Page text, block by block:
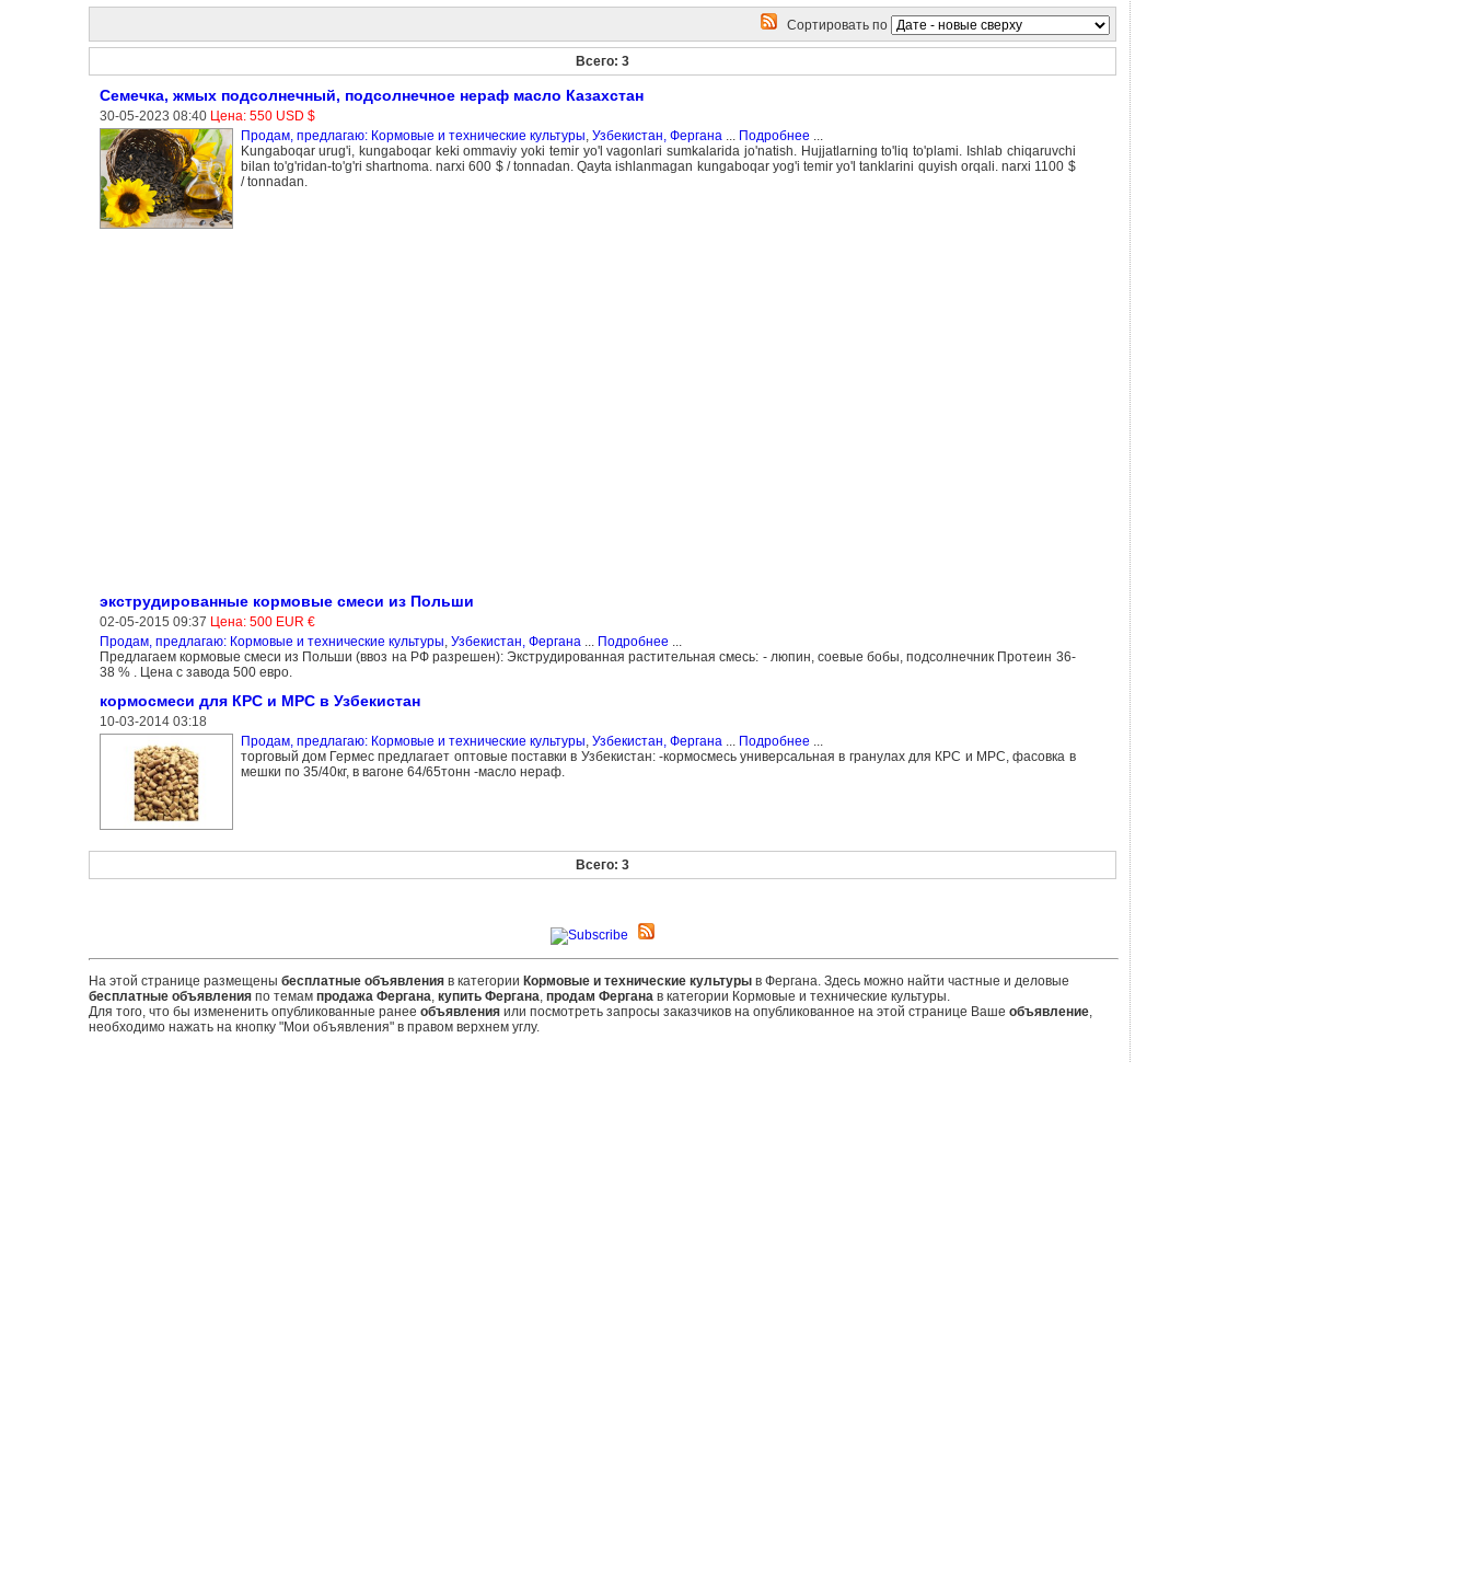
Сортировать по
Всего: 3
Семечка, жмых подсолнечный, подсолнечное нераф масло Казахстан
30-05-2023 08:40 Цена: 550 USD $
Продам, предлагаю: Кормовые и технические культуры, Узбекистан, Фергана... Подробнее ...
Kungaboqar urug'i, kungaboqar keki ommaviy yoki temir yo'l vagonlari sumkalarida jo'natish. Hujjatlarning to'liq to'plami. Ishlab chiqaruvchi
bilan to'g'ridan-to'g'ri shartnoma. narxi 600 $ / tonnadan. Qayta ishlanmagan kungaboqar yog'i temir yo'l tanklarini quyish orqali. narxi 1100 $
/ tonnadan.
экструдированные кормовые смеси из Польши
02-05-2015 09:37 Цена: 500 EUR €
Продам, предлагаю: Кормовые и технические культуры, Узбекистан, Фергана... Подробнее ...
Предлагаем кормовые смеси из Польши (ввоз на РФ разрешен): Экструдированная растительная смесь: - люпин, соевые бобы, подсолнечник Протеин 36-
38 % . Цена с завода 500 евро.
кормосмеси для КРС и МРС в Узбекистан
10-03-2014 03:18
Продам, предлагаю: Кормовые и технические культуры, Узбекистан, Фергана... Подробнее ...
торговый дом Гермес предлагает оптовые поставки в Узбекистан: -кормосмесь универсальная в гранулах для КРС и МРС, фасовка в
мешки по 35/40кг, в вагоне 64/65тонн -масло нераф.
Всего: 3
На этой странице размещены бесплатные объявленияв категории Кормовые и технические культурыв Фергана. Здесь можно найти частные и деловые
бесплатные объявленияпо темам продажа Фергана, купить Фергана, продам Ферганав категории Кормовые и технические культуры.
Для того, что бы измененить опубликованные ранее объявленияили посмотреть запросы заказчиков на опубликованное на этой странице Ваше объявление,
необходимо нажать на кнопку "Мои объявления" в правом верхнем углу.